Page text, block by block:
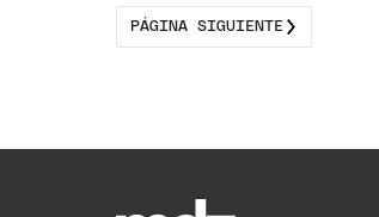
PÁGINA SIGUIENTE